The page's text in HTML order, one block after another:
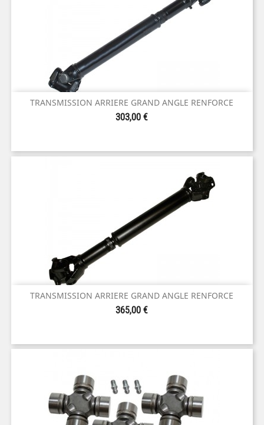
TRANSMISSION ARRIERE GRAND ANGLE RENFORCE
Prix
303,00 €
TRANSMISSION ARRIERE GRAND ANGLE RENFORCE
Prix
365,00 €